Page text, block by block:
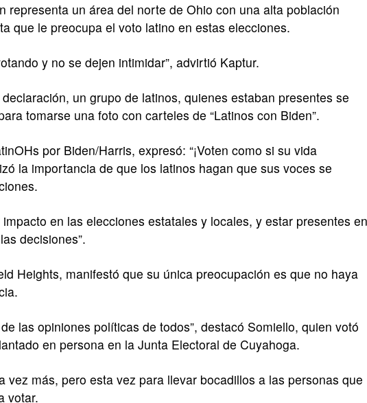
representa un área del norte de Ohio con una alta población
que le preocupa el voto latino en estas elecciones.
y no se dejen intimidar”, advirtió Kaptur.
un grupo de latinos, quienes estaban presentes se
tomarse una foto con carteles de “Latinos con Biden”.
por Biden/Harris, expresó: “¡Voten como si su vida
la importancia de que los latinos hagan que sus voces se
en las elecciones estatales y locales, y estar presentes en
decisiones”.
Heights, manifestó que su única preocupación es que no haya
las opiniones políticas de todos”, destacó Somiello, quien votó
en persona en la Junta Electoral de Cuyahoga.
vez más, pero esta vez para llevar bocadillos a las personas que
votar.